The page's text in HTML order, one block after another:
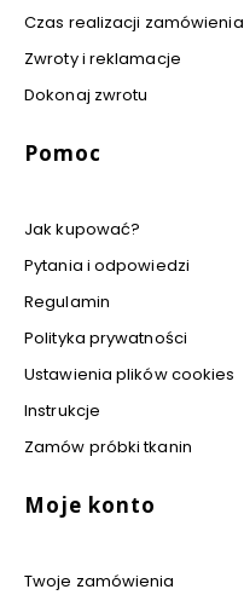
Czas realizacji zamówienia
Zwroty i reklamacje
Dokonaj zwrotu
Pomoc
Jak kupować?
Pytania i odpowiedzi
Regulamin
Polityka prywatności
Ustawienia plików cookies
Instrukcje
Zamów próbki tkanin
Moje konto
Twoje zamówienia